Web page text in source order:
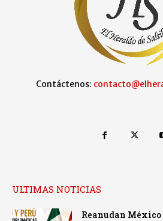
Contáctenos:
ULTIMAS NOTICIAS
Reanudan